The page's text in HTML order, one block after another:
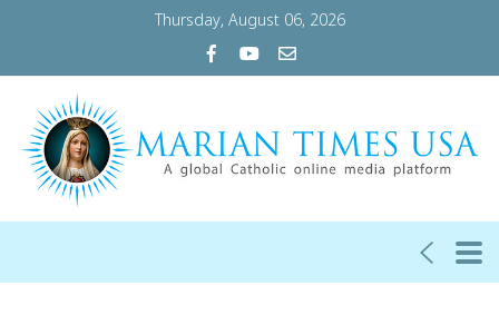
Thursday, August 06, 2026